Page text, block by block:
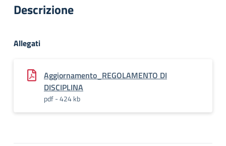
Descrizione
Allegati
Aggiornamento_REGOLAMENTO DI
DISCIPLINA
pdf - 424 kb